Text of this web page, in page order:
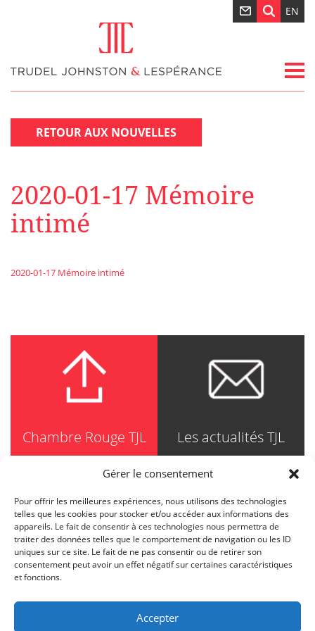
Gérer le consentement
Pour offrir les meilleures expériences, nous utilisons des technologies
telles que les cookies pour stocker et/ou accéder aux informations des
appareils. Le fait de consentir à ces technologies nous permettra de
traiter des données telles que le comportement de navigation ou les ID
uniques sur ce site. Le fait de ne pas consentir ou de retirer son
consentement peut avoir un effet négatif sur certaines caractéristiques
et fonctions.
Accepter
EN
RETOUR AUX NOUVELLES
2020-01-17 Mémoire
intimé
2020-01-17 Mémoire intimé
Chambre Rouge TJL Les actualités TJL
TRUDEL JOHNSTON & LESPÉRANCE
Avocats / Barristers & Solicitors
750, Côte de la Place d'Armes, Suite 90
Montréal (Quebec) H2Y 2X8
T514 871-8385
1-844-588-8385
info@tjl.quebec